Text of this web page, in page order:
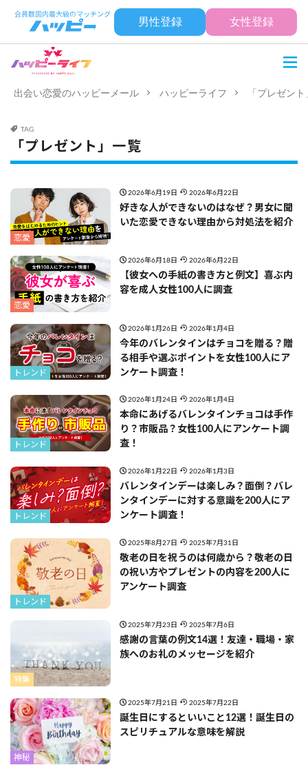
男性登録 女性登録
出会い恋愛のハッピーメール ハッピーライフ 「プレゼン
TAG
「プレゼント」一覧
恋愛
2026年6月19日 2026年6月22日
好きな人ができないのはなぜ？男女に聞
いた恋愛できない理由から対処法を紹介
恋愛
2026年6月18日 2026年6月22日
【彼女への手紙の書き方と例文】喜ぶ内
容を成人女性100人に調査
トレンド
2026年1月26日 2026年1月4日
今年のバレンタインはチョコを贈る？贈
る相手や選ぶポイントを女性100人にア
ンケート調査！
トレンド
2026年1月24日 2026年1月4日
本命にあげるバレンタインチョコは手作
り？市販品？女性100人にアンケート調
査！
トレンド
2026年1月22日 2026年1月3日
バレンタインデーは楽しみ？面倒？バレ
ンタインデーに対する意識を200人にア
ンケート調査！
トレンド
2025年8月27日 2025年7月31日
敬老の日を祝うのは何歳から？敬老の日
の祝い方やプレゼントの内容を200人に
アンケート調査
特集
2025年7月23日 2025年7月6日
感謝の言葉の例文14選！友達・職場・家
族へのお礼のメッセージを紹介
神秘
2025年7月21日 2025年7月22日
誕生日にするといいこと12選！誕生日の
スピリチュアルな意味を解説